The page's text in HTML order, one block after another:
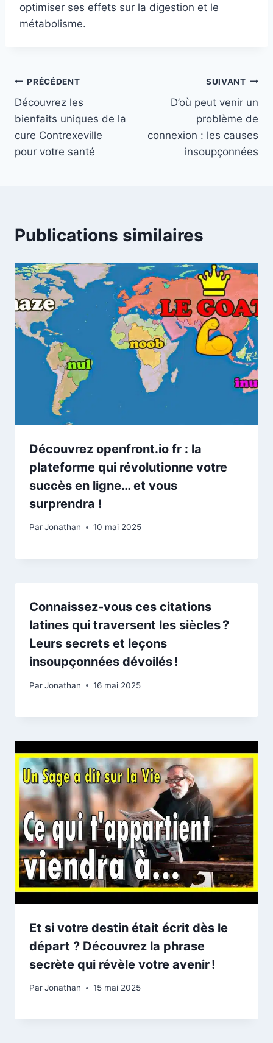
optimiser ses effets sur la digestion et le
métabolisme.
Navigation
de
l’article
PRÉCÉDENT
Découvrez les
bienfaits uniques de la
cure Contrexeville
pour votre santé
SUIVANT
D’où peut venir un
problème de
connexion : les causes
insoupçonnées
Publications similaires
Découvrez openfront.io fr : la
plateforme qui révolutionne votre
succès en ligne… et vous
surprendra !
ParJonathan 10 mai 2025
Connaissez-vous ces citations
latines qui traversent les siècles ?
Leurs secrets et leçons
insoupçonnées dévoilés !
ParJonathan 16 mai 2025
Et si votre destin était écrit dès le
départ ? Découvrez la phrase
secrète qui révèle votre avenir !
ParJonathan 15 mai 2025